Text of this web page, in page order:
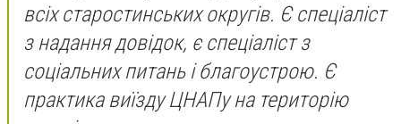
всіх старостинських округів. Є спеціаліст
з надання довідок, є спеціаліст з
соціальних питань і благоустрою. Є
практика виїзду ЦНАПу на територію